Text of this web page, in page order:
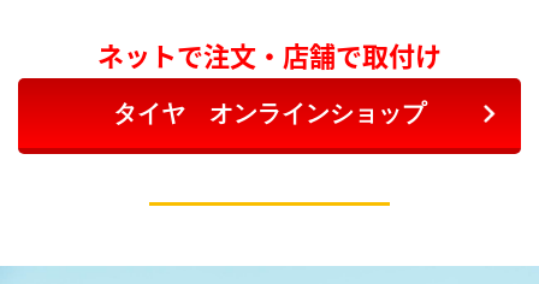
ネットで注文・店舗で取付け
タイヤ オンラインショップ